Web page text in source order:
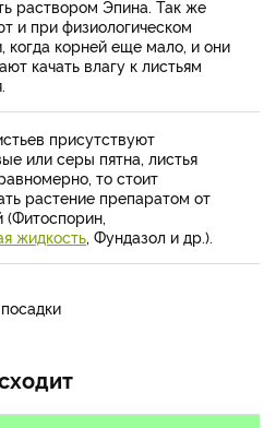
раствором Эпина. Так же
и при физиологическом
когда корней еще мало, и они
качать влагу к листьям
присутствуют
или серы пятна, листья
то стоит
растение препаратом от
(Фитоспорин,
жидкость, Фундазол и др.).